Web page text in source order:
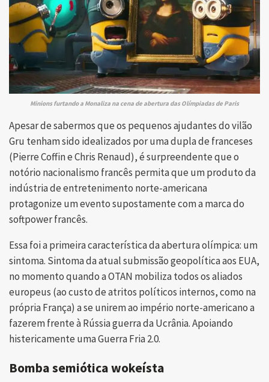
Minions furtando a Monaliza na cena de abertura das Olímpiadas de Paris
Apesar de sabermos que os pequenos ajudantes do vilão
Gru tenham sido idealizados por uma dupla de franceses
(Pierre Coffin e Chris Renaud), é surpreendente que o
notório nacionalismo francês permita que um produto da
indústria de entretenimento norte-americana
protagonize um evento supostamente com a marca do
softpower francês.
Essa foi a primeira característica da abertura olímpica: um
sintoma. Sintoma da atual submissão geopolítica aos EUA,
no momento quando a OTAN mobiliza todos os aliados
europeus (ao custo de atritos políticos internos, como na
própria França) a se unirem ao império norte-americano a
fazerem frente à Rússia guerra da Ucrânia. Apoiando
histericamente uma Guerra Fria 2.0.
Bomba semiótica wokeísta